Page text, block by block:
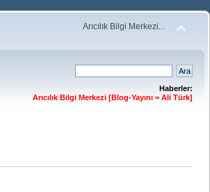
Arıcılık Bilgi Merkezi...
Haberler:
Arıcılık Bilgi Merkezi [Blog-Yayını = Ali Türk]